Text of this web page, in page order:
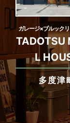
ガレージ×ブルック
TADOTSU
L
多度津